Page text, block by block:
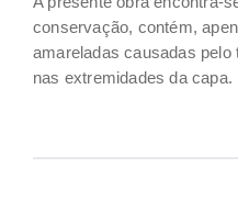
conservação, contém,
amareladas causadas pelo
nas extremidades da capa.